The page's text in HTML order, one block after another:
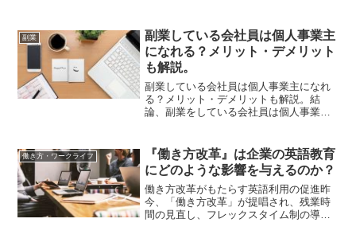
「英語を活かした複数の本業を掛け持つ
複業」という働き方も可...
副業
副業している会社員は個人事業主
になれる？メリット・デメリット
も解説。
副業している会社員は個人事業主になれ
る？メリット・デメリットも解説。結
論、副業をしている会社員は個人事業主
ットも存在します、そこで今回は副業し
ている会社員は個人事業主に...
働き方・ワークライフ
『働き方改革』は企業の英語教育
にどのような影響を与えるのか？
働き方改革がもたらす英語利用の促進昨
今、「働き方改革」が提唱され、残業時
間の見直し、フレックスタイム制の導